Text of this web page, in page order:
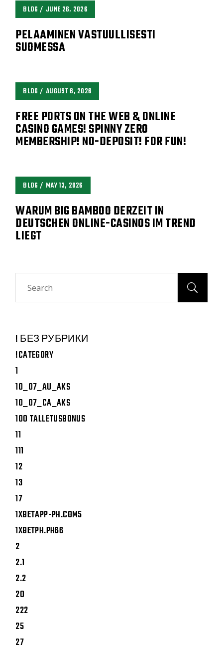
BLOG JUNE 26, 2026
PELAAMINEN VASTUULLISESTI
SUOMESSA
BLOG AUGUST 6, 2026
FREE PORTS ON THE WEB & ONLINE
CASINO GAMES! SPINNY ZERO
MEMBERSHIP! NO-DEPOSIT! FOR FUN!
BLOG MAY 13, 2026
WARUM BIG BAMBOO DERZEIT IN
DEUTSCHEN ONLINE-CASINOS IM TREND
LIEGT
Search
! БЕЗ РУБРИКИ
!CATEGORY
1
10_07_AU_AKS
10_07_CA_AKS
100 TALLETUSBONUS
11
111
12
13
17
1XBETAPP-PH.COM5
1XBETPH.PH66
2
2.1
2.2
20
222
25
27